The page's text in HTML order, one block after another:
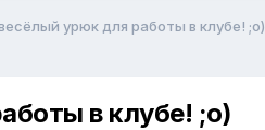
урюк для работы в клубе! ;o)
в клубе! ;o)